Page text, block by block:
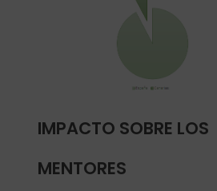
IMPACTO SOBRE LOS
MENTORES